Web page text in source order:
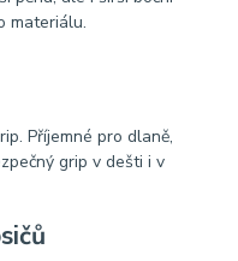
materiálu.
Příjemné pro dlaně,
grip v dešti i v